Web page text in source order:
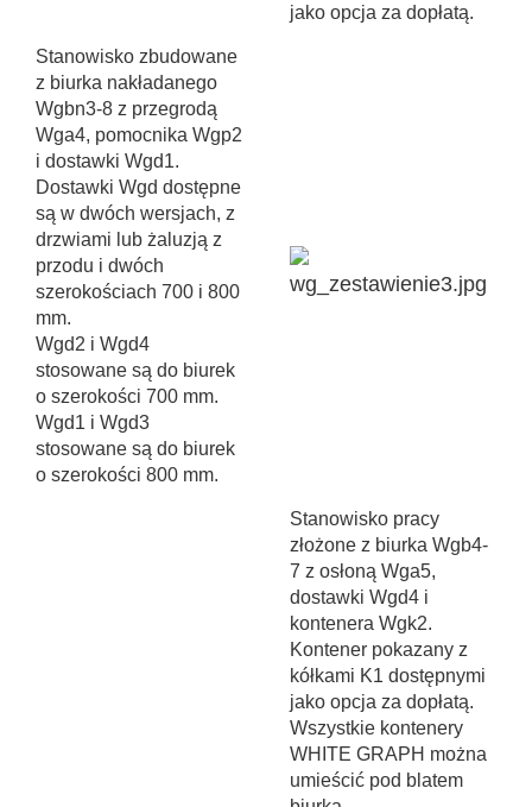
jako opcja za dopłatą.
Stanowisko zbudowane
z biurka nakładanego
Wgbn3-8 z przegrodą
Wga4, pomocnika Wgp2
i dostawki Wgd1.
Dostawki Wgd dostępne
są w dwóch wersjach, z
drzwiami lub żaluzją z
przodu i dwóch
szerokościach 700 i 800
mm.
Wgd2 i Wgd4
stosowane są do biurek
o szerokości 700 mm.
Wgd1 i Wgd3
stosowane są do biurek
o szerokości 800 mm.
Stanowisko pracy
złożone z biurka Wgb4-
7 z osłoną Wga5,
dostawki Wgd4 i
kontenera Wgk2.
Kontener pokazany z
kółkami K1 dostępnymi
jako opcja za dopłatą.
Wszystkie kontenery
WHITE GRAPH można
umieścić pod blatem